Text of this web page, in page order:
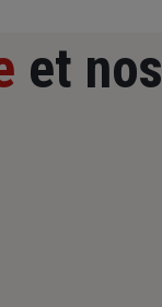
et nos